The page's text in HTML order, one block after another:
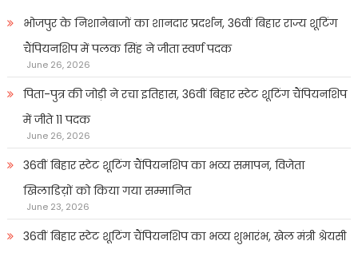
भोजपुर के निशानेबाजों का शानदार प्रदर्शन, 36वीं बिहार राज्य शूटिंग
चैंपियनशिप में पलक सिंह ने जीता स्वर्ण पदक
June 26, 2026
पिता-पुत्र की जोड़ी ने रचा इतिहास, 36वीं बिहार स्टेट शूटिंग चैंपियनशिप
में जीते 11 पदक
June 26, 2026
36वीं बिहार स्टेट शूटिंग चैंपियनशिप का भव्य समापन, विजेता
खिलाडिय़ों को किया गया सम्मानित
June 23, 2026
36वीं बिहार स्टेट शूटिंग चैंपियनशिप का भव्य शुभारंभ, खेल मंत्री श्रेयसी